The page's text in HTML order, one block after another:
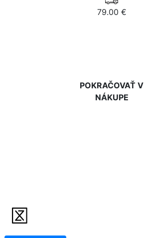
79.00 €
POKRAČOVAŤ V
NÁKUPE